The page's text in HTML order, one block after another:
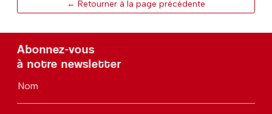
← Retourner à la page précédente
Abonnez-vous
à notre newsletter
Nom